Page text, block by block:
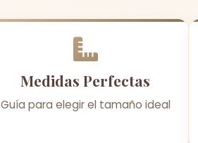
Medidas Perfectas
Guía para elegir el tamaño ideal